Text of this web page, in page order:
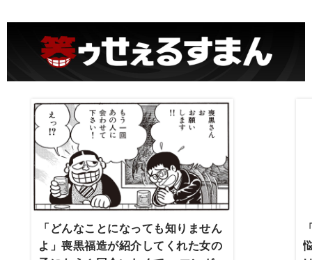
「どんなことになっても知りません
よ」喪黒福造が紹介してくれた女の